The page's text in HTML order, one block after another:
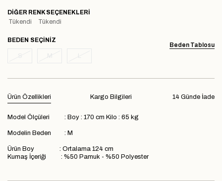
DIĞER RENK SEÇENEKLERI
Tükendi
Tükendi
Beden Tablosu
BEDEN
Ürün Özellikleri 14 Günde İade
Kargo Bilgileri
Model Ölçüleri : Boy : 170 cm Kilo : 65 kg
Modelin Beden : M
Ürün Boy : Ortalama 124 cm
Kumaş İçeriği : %50 Pamuk - %50 Polyester